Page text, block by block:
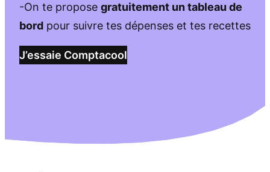
-On te propose gratuitement un tableau de
bord pour suivre tes dépenses et tes recettes
J’essaie Comptacool